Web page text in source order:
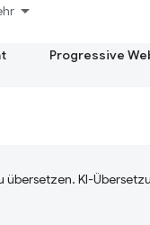
Progressive
KI-